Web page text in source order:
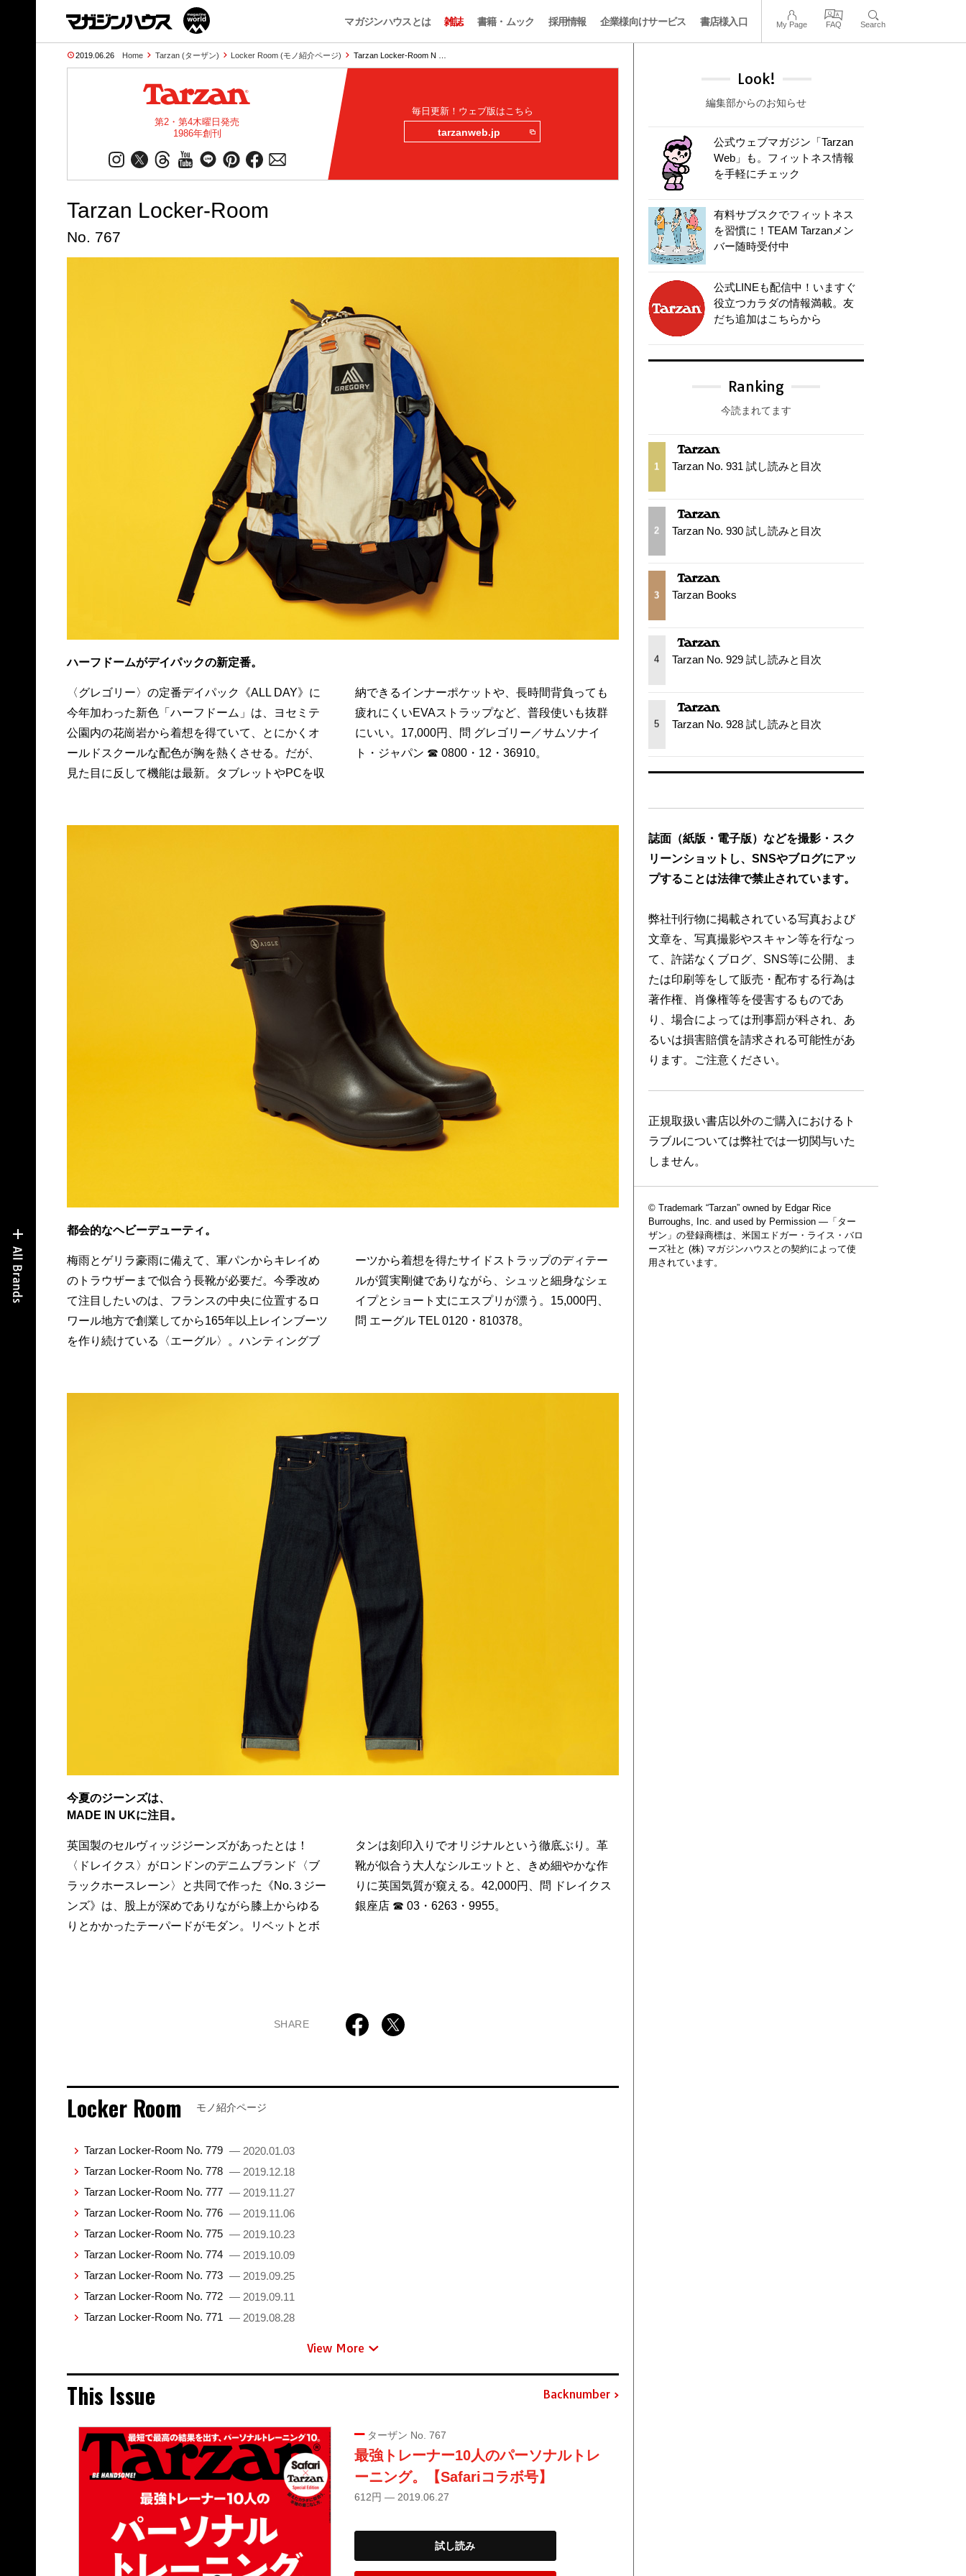
マガジンハウスとは 雑誌 書籍・ムック 採用情報 企業様向けサービス 書店様入口 My Page FAQ Search
2019.06.26 Home Tarzan (ターザン) Locker Room (モノ紹介ページ) Tarzan Locker-Room N …
第2・第4木曜日発売
1986年創刊
毎日更新！ウェブ版はこちら
tarzanweb.jp
Tarzan Locker-Room
No. 767
ハーフドームがデイパックの新定番。
〈グレゴリー〉の定番デイパック《ALL DAY》に
今年加わった新色「ハーフドーム」は、ヨセミテ
公園内の花崗岩から着想を得ていて、とにかくオ
ールドスクールな配色が胸を熱くさせる。だが、
見た目に反して機能は最新。タブレットやPCを収
納できるインナーポケットや、長時間背負っても
疲れにくいEVAストラップなど、普段使いも抜群
にいい。17,000円、問 グレゴリー／サムソナイ
ト・ジャパン ☎ 0800・12・36910。
都会的なヘビーデューティ。
梅雨とゲリラ豪雨に備えて、軍パンからキレイめ
のトラウザーまで似合う長靴が必要だ。今季改め
て注目したいのは、フランスの中央に位置するロ
ワール地方で創業してから165年以上レインブーツ
を作り続けている〈エーグル〉。ハンティングブ
ーツから着想を得たサイドストラップのディテー
ルが質実剛健でありながら、シュッと細身なシェ
イプとショート丈にエスプリが漂う。15,000円、
問 エーグル TEL 0120・810378。
今夏のジーンズは、
MADE IN UKに注目。
英国製のセルヴィッジジーンズがあったとは！
〈ドレイクス〉がロンドンのデニムブランド〈ブ
ラックホースレーン〉と共同で作った《No.３ジー
ンズ》は、股上が深めでありながら膝上からゆる
りとかかったテーパードがモダン。リベットとボ
タンは刻印入りでオリジナルという徹底ぶり。革
靴が似合う大人なシルエットと、きめ細やかな作
りに英国気質が窺える。42,000円、問 ドレイクス
銀座店 ☎ 03・6263・9955。
SHARE
Locker Room モノ紹介ページ
Tarzan Locker-Room No. 779 — 2020.01.03
Tarzan Locker-Room No. 778 — 2019.12.18
Tarzan Locker-Room No. 777 — 2019.11.27
Tarzan Locker-Room No. 776 — 2019.11.06
Tarzan Locker-Room No. 775 — 2019.10.23
Tarzan Locker-Room No. 774 — 2019.10.09
Tarzan Locker-Room No. 773 — 2019.09.25
Tarzan Locker-Room No. 772 — 2019.09.11
Tarzan Locker-Room No. 771 — 2019.08.28
View More
This Issue Backnumber
ターザン No. 767
最強トレーナー10人のパーソナルトレ
ーニング。【Safariコラボ号】
612円 — 2019.06.27
試し読み
Look!
編集部からのお知らせ
公式ウェブマガジン「Tarzan
Web」も。フィットネス情報
を手軽にチェック
有料サブスクでフィットネス
を習慣に！TEAM Tarzanメン
バー随時受付中
公式LINEも配信中！いますぐ
役立つカラダの情報満載。友
だち追加はこちらから
Ranking
今読まれてます
1 Tarzan No. 931 試し読みと目次
2 Tarzan No. 930 試し読みと目次
3 Tarzan Books
4 Tarzan No. 929 試し読みと目次
5 Tarzan No. 928 試し読みと目次
誌面（紙版・電子版）などを撮影・スク
リーンショットし、SNSやブログにアッ
プすることは法律で禁止されています。
弊社刊行物に掲載されている写真および
文章を、写真撮影やスキャン等を行なっ
て、許諾なくブログ、SNS等に公開、ま
たは印刷等をして販売・配布する行為は
著作権、肖像権等を侵害するものであ
り、場合によっては刑事罰が科され、あ
るいは損害賠償を請求される可能性があ
ります。ご注意ください。
正規取扱い書店以外のご購入におけるト
ラブルについては弊社では一切関与いた
しません。
© Trademark “Tarzan” owned by Edgar Rice
Burroughs, Inc. and used by Permission —「ター
ザン」の登録商標は、米国エドガー・ライス・バロ
ーズ社と (株) マガジンハウスとの契約によって使
用されています。